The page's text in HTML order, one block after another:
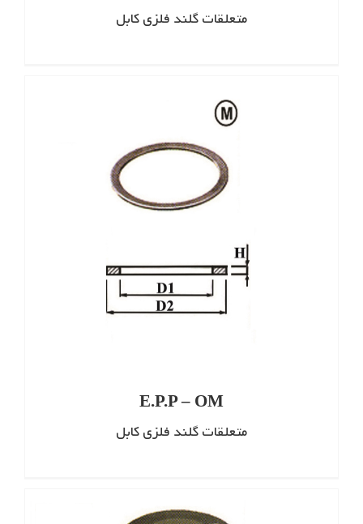
متعلقات گلند فلزی کابل
E.P.P – OM
متعلقات گلند فلزی کابل